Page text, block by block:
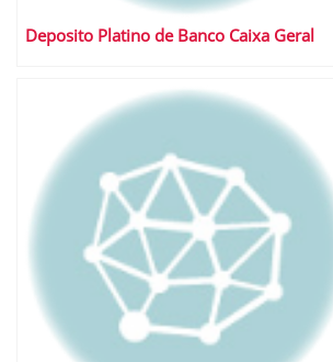
Deposito Platino de Banco Caixa Geral